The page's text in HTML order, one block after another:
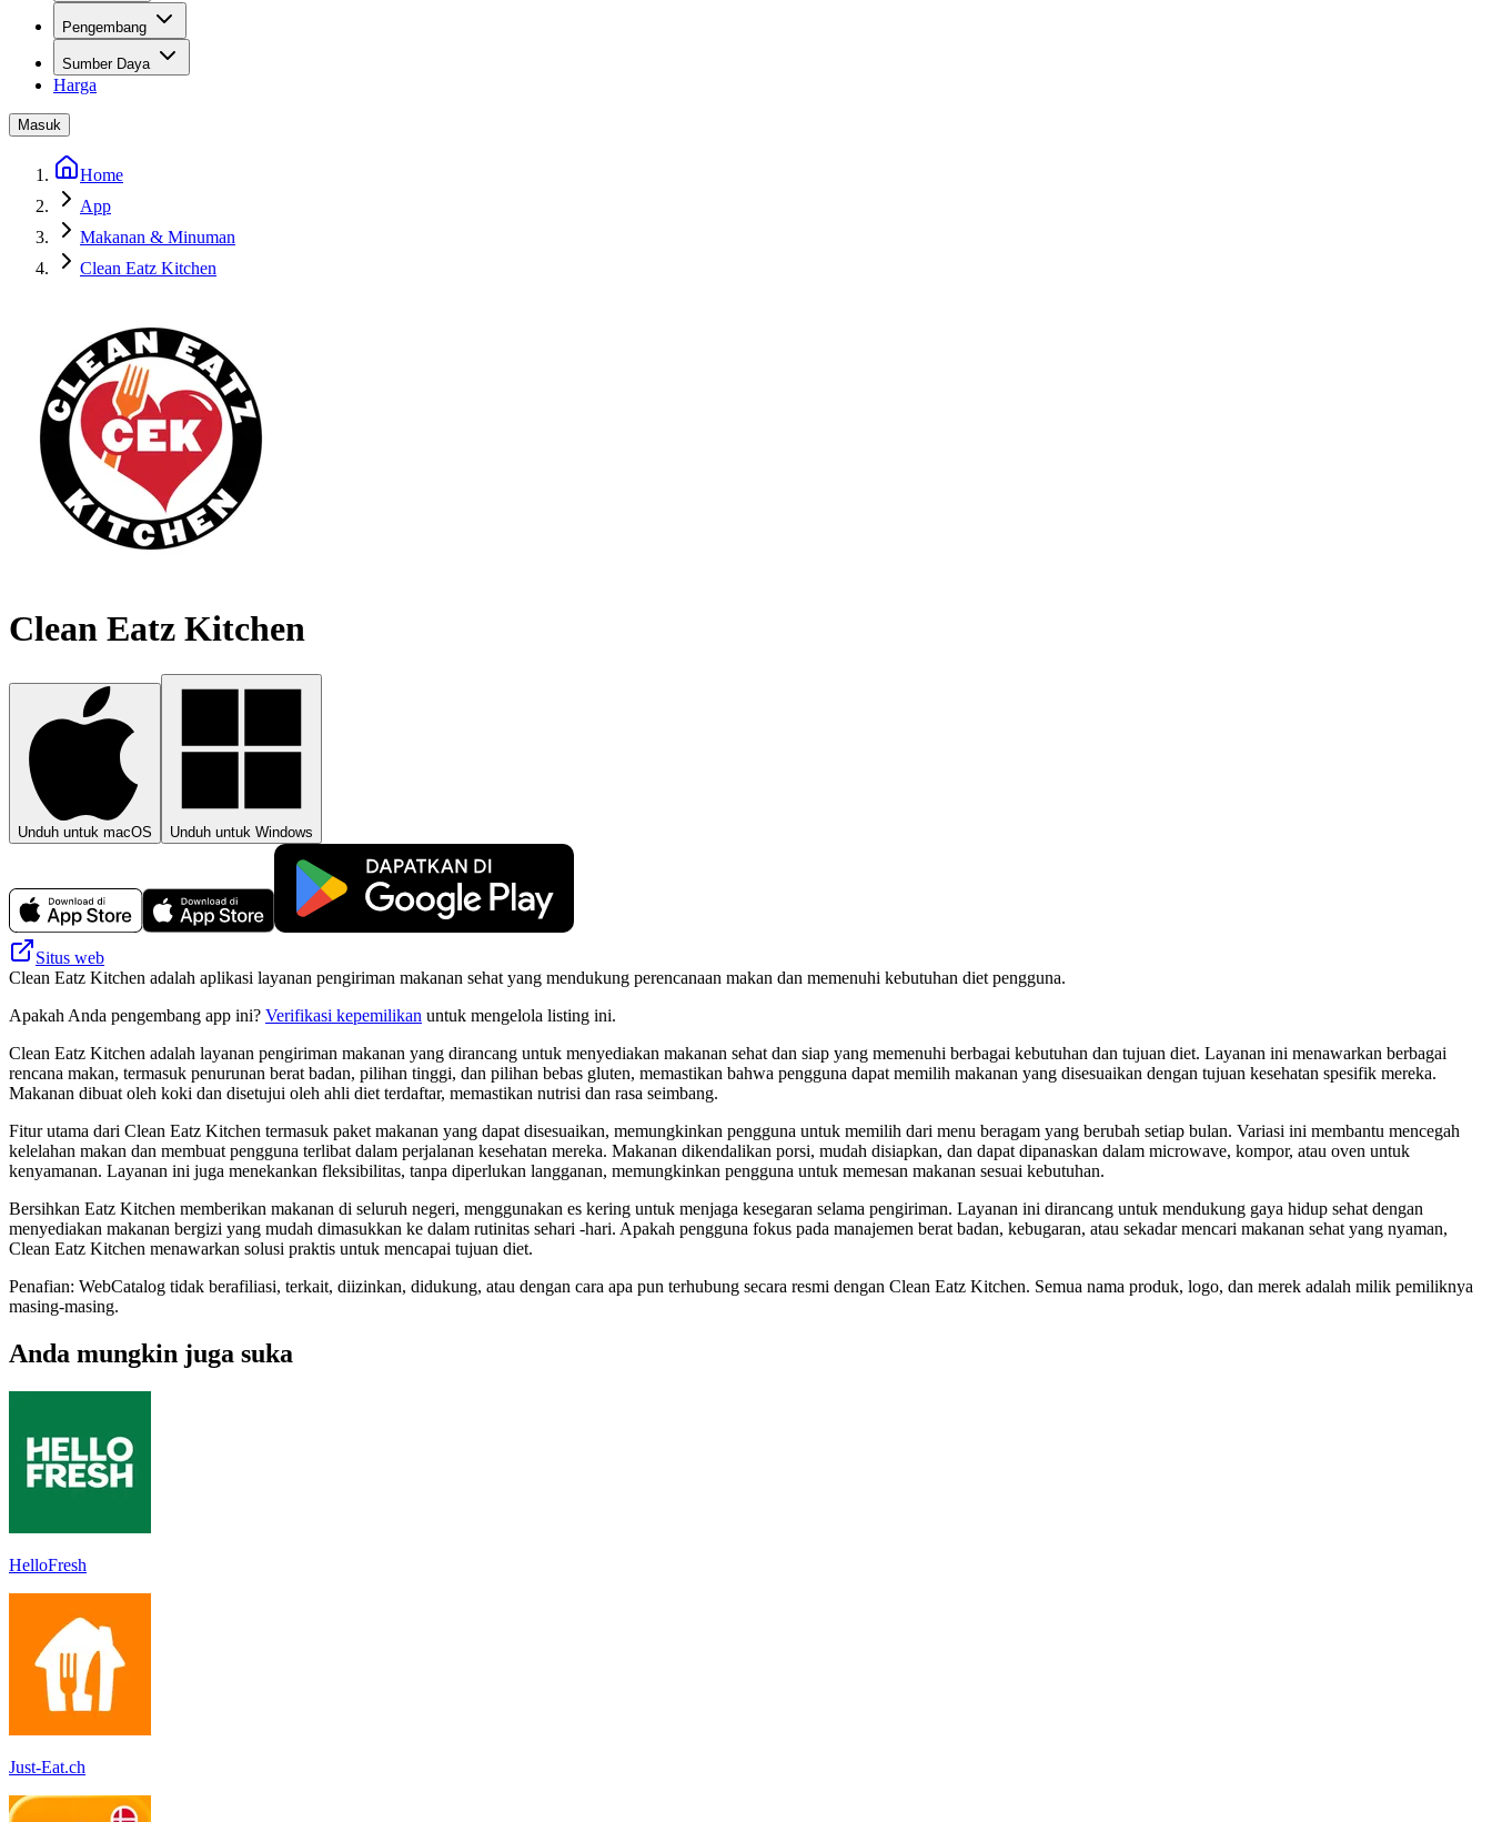
Pengembang
Sumber Daya
Harga
Masuk
Home
App
Makanan & Minuman
Clean Eatz Kitchen
Clean Eatz Kitchen
Unduh untuk macOS Unduh untuk Windows
Situs web
Clean Eatz Kitchen adalah aplikasi layanan pengiriman makanan sehat yang mendukung perencanaan makan dan memenuhi kebutuhan diet pengguna.
Apakah Anda pengembang app ini? Verifikasi kepemilikan untuk mengelola listing ini.
Clean Eatz Kitchen adalah layanan pengiriman makanan yang dirancang untuk menyediakan makanan sehat dan siap yang memenuhi berbagai kebutuhan dan tujuan diet. Layanan ini menawarkan berbagai
rencana makan, termasuk penurunan berat badan, pilihan tinggi, dan pilihan bebas gluten, memastikan bahwa pengguna dapat memilih makanan yang disesuaikan dengan tujuan kesehatan spesifik mereka.
Makanan dibuat oleh koki dan disetujui oleh ahli diet terdaftar, memastikan nutrisi dan rasa seimbang.
Fitur utama dari Clean Eatz Kitchen termasuk paket makanan yang dapat disesuaikan, memungkinkan pengguna untuk memilih dari menu beragam yang berubah setiap bulan. Variasi ini membantu mencegah
kelelahan makan dan membuat pengguna terlibat dalam perjalanan kesehatan mereka. Makanan dikendalikan porsi, mudah disiapkan, dan dapat dipanaskan dalam microwave, kompor, atau oven untuk
kenyamanan. Layanan ini juga menekankan fleksibilitas, tanpa diperlukan langganan, memungkinkan pengguna untuk memesan makanan sesuai kebutuhan.
Bersihkan Eatz Kitchen memberikan makanan di seluruh negeri, menggunakan es kering untuk menjaga kesegaran selama pengiriman. Layanan ini dirancang untuk mendukung gaya hidup sehat dengan
menyediakan makanan bergizi yang mudah dimasukkan ke dalam rutinitas sehari -hari. Apakah pengguna fokus pada manajemen berat badan, kebugaran, atau sekadar mencari makanan sehat yang nyaman,
Clean Eatz Kitchen menawarkan solusi praktis untuk mencapai tujuan diet.
Penafian: WebCatalog tidak berafiliasi, terkait, diizinkan, didukung, atau dengan cara apa pun terhubung secara resmi dengan Clean Eatz Kitchen. Semua nama produk, logo, dan merek adalah milik pemiliknya
masing-masing.
Anda mungkin juga suka
HelloFresh
Just-Eat.ch